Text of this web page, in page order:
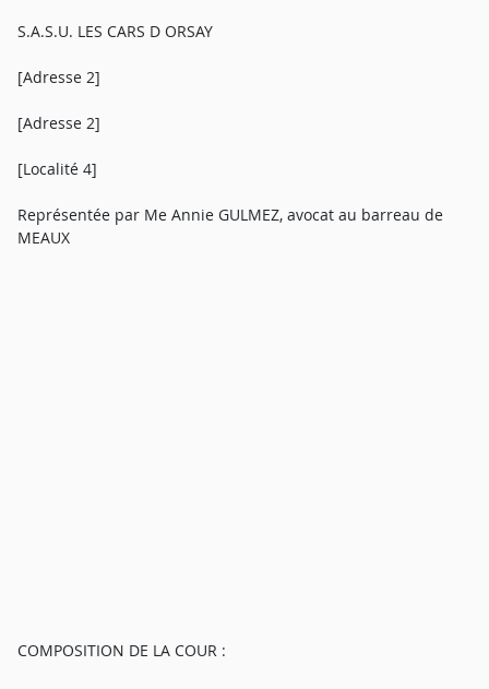
S.A.S.U. LES CARS D ORSAY
[Adresse 2]
[Adresse 2]
[Localité 4]
Représentée par Me Annie GULMEZ, avocat au barreau de
MEAUX
COMPOSITION DE LA COUR :